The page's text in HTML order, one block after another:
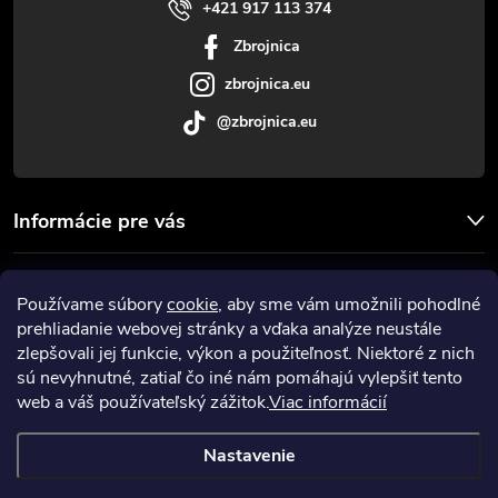
Používame súborycookie, aby sme vám umožnili pohodlné
prehliadanie webovej stránky a vďaka analýze neustále
zlepšovali jej funkcie, výkon a použiteľnosť. Niektoré z nich
sú nevyhnutné, zatiaľ čo iné nám pomáhajú vylepšiť tento
web a váš používateľský zážitok.Viac informácií
Nastavenie
Informácie pre vás
Prijímame online platby
+421 917 113 374
Zbrojnica
zbrojnica.eu
@zbrojnica.eu